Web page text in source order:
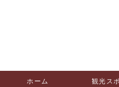
ホーム 観光ス